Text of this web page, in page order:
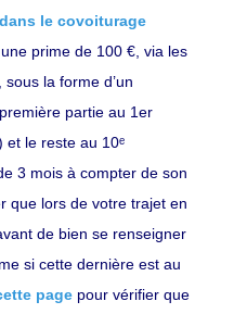
dans le covoiturage
prime de 100 €, via les
la forme d’un
partie au 1er
et le reste au 10ᵉ
3 mois à compter de son
que lors de votre trajet en
de bien se renseigner
si cette dernière est au
page pour vérifier que